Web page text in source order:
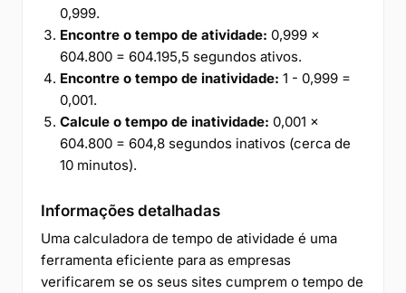
0,999.
Encontre o tempo de atividade: 0,999 ×
604.800 = 604.195,5 segundos ativos.
Encontre o tempo de inatividade: 1 - 0,999 =
0,001.
Calcule o tempo de inatividade: 0,001 ×
604.800 = 604,8 segundos inativos (cerca de
10 minutos).
Informações detalhadas
Uma calculadora de tempo de atividade é uma
ferramenta eficiente para as empresas
verificarem se os seus sites cumprem o tempo de